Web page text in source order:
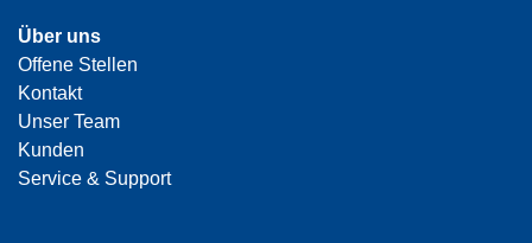
Über uns
Offene Stellen
Kontakt
Unser Team
Kunden
Service & Support